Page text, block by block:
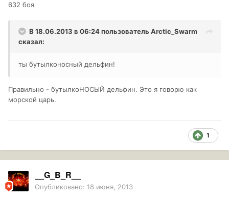
632 боя
В 18.06.2013 в 06:24 пользователь Arctic_Swarm
сказал:
ты бутылконосный дельфин!
Правильно - бутылкоНОСЫЙ дельфин. Это я говорю как
морской царь.
1
__G_B_R__
Опубликовано: 18 июня, 2013